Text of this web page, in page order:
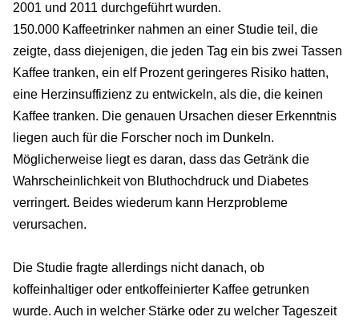
2001 und 2011 durchgeführt wurden.
150.000 Kaffeetrinker nahmen an einer Studie teil, die
zeigte, dass diejenigen, die jeden Tag ein bis zwei Tassen
Kaffee tranken, ein elf Prozent geringeres Risiko hatten,
eine Herzinsuffizienz zu entwickeln, als die, die keinen
Kaffee tranken. Die genauen Ursachen dieser Erkenntnis
liegen auch für die Forscher noch im Dunkeln.
Möglicherweise liegt es daran, dass das Getränk die
Wahrscheinlichkeit von Bluthochdruck und Diabetes
verringert. Beides wiederum kann Herzprobleme
verursachen.
Die Studie fragte allerdings nicht danach, ob
koffeinhaltiger oder entkoffeinierter Kaffee getrunken
wurde. Auch in welcher Stärke oder zu welcher Tageszeit